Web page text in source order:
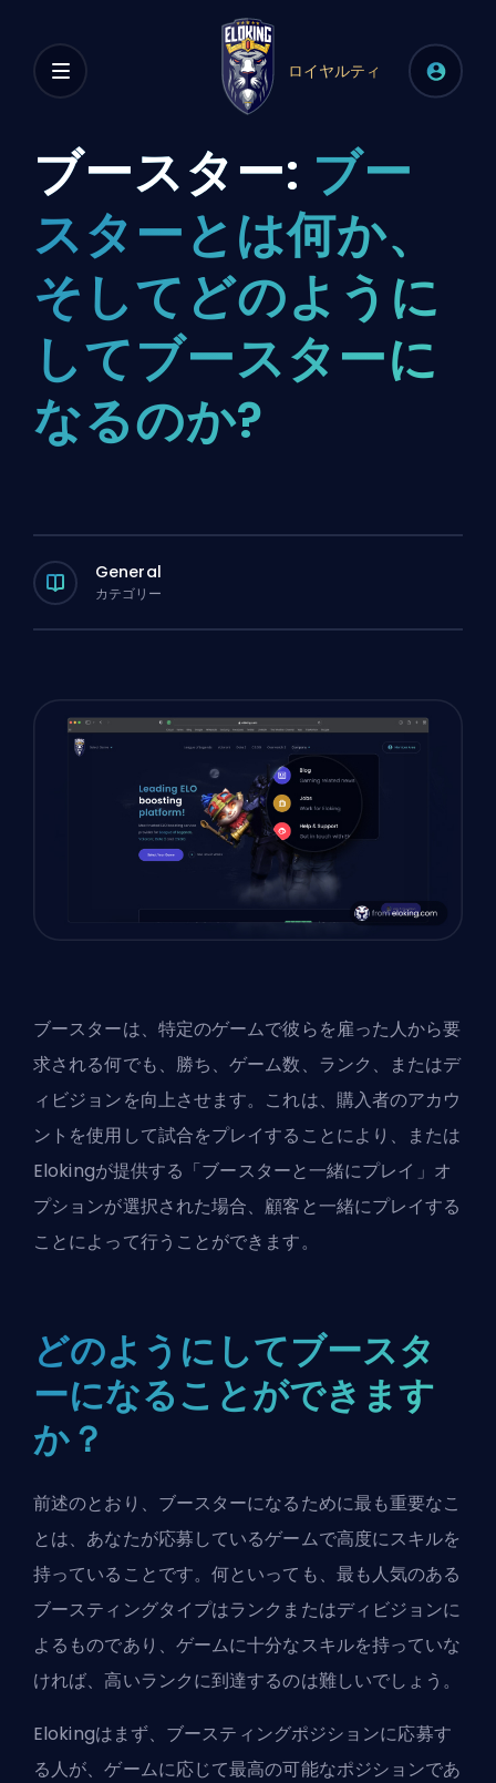
ロイヤルティ
ブースター: ブー
スターとは何か、
そしてどのように
してブースターに
なるのか?
General
カテゴリー
ブースターは、特定のゲームで彼らを雇った人から要
求される何でも、勝ち、ゲーム数、ランク、またはデ
ィビジョンを向上させます。これは、購入者のアカウ
ントを使用して試合をプレイすることにより、または
Elokingが提供する「ブースターと一緒にプレイ」オ
プションが選択された場合、顧客と一緒にプレイする
ことによって行うことができます。
どのようにしてブースタ
ーになることができます
か？
前述のとおり、ブースターになるために最も重要なこ
とは、あなたが応募しているゲームで高度にスキルを
持っていることです。何といっても、最も人気のある
ブースティングタイプはランクまたはディビジョンに
よるものであり、ゲームに十分なスキルを持っていな
ければ、高いランクに到達するのは難しいでしょう。
Elokingはまず、ブースティングポジションに応募す
る人が、ゲームに応じて最高の可能なポジションであ